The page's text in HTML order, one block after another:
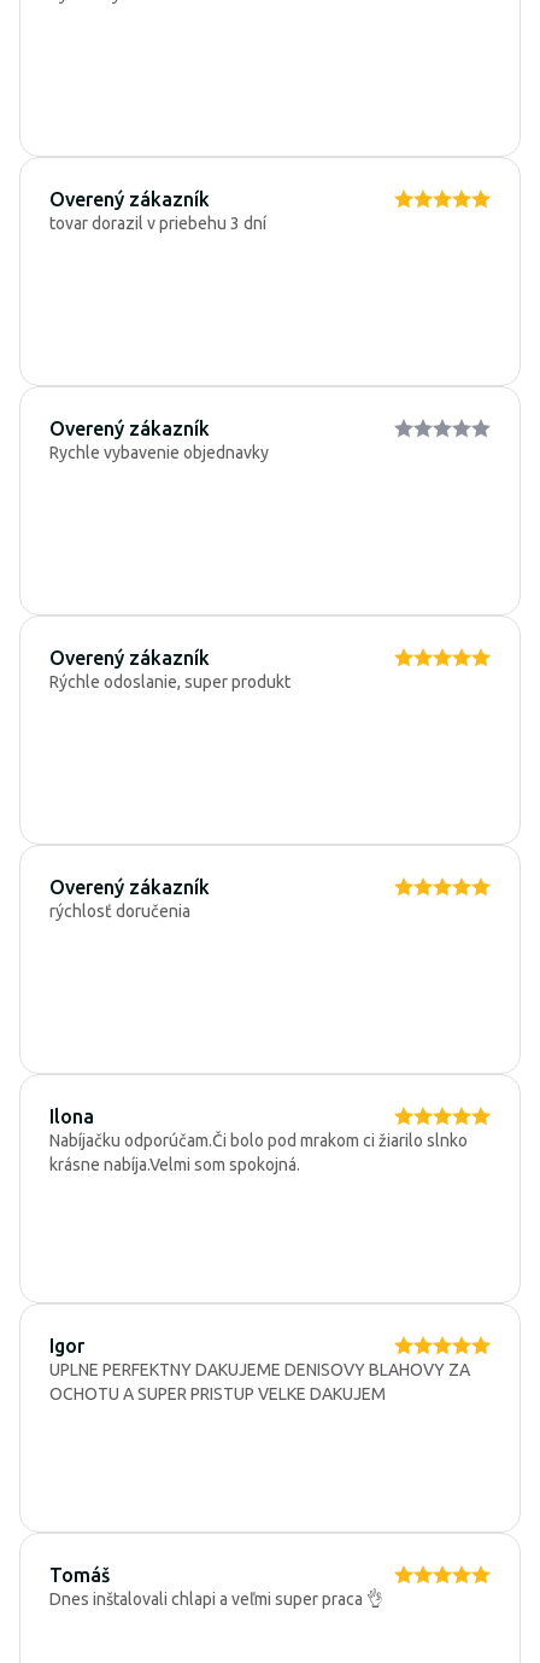
Overený zákazník
tovar dorazil v priebehu 3 dní
Overený zákazník
Rychle vybavenie objednavky
Overený zákazník
Rýchle odoslanie, super produkt
Overený zákazník
rýchlosť doručenia
Ilona
Nabíjačku odporúčam.Či bolo pod mrakom ci žiarilo slnko
krásne nabíja.Velmi som spokojná.
Igor
UPLNE PERFEKTNY DAKUJEME DENISOVY BLAHOVY ZA
OCHOTU A SUPER PRISTUP VELKE DAKUJEM
Tomáš
Dnes inštalovali chlapi a veľmi super praca 👌